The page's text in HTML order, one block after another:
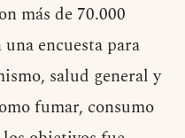
más de 70.000
encuesta para
salud general y
fumar, consumo